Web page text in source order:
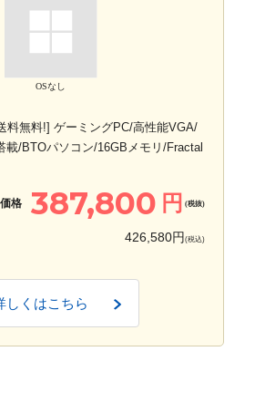
OSなし
料無料!] ゲーミングPC/高性能VGA/
載/BTOパソコン/16GBメモリ/Fractal
価格 387,800 円 (税抜)
426,580円 (税込)
しくはこちら